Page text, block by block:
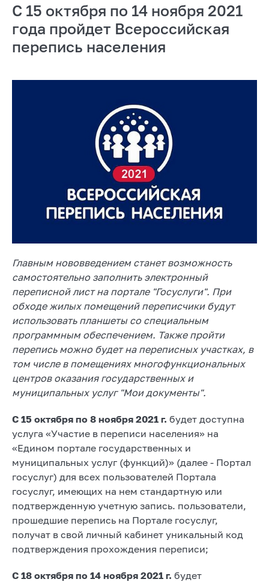
С 15 октября по 14 ноября 2021
года пройдет Всероссийская
перепись населения
Главным нововведением станет возможность
самостоятельно заполнить электронный
переписной лист на портале "Госуслуги". При
обходе жилых помещений переписчики будут
использовать планшеты со специальным
программным обеспечением. Также пройти
перепись можно будет на переписных участках, в
том числе в помещениях многофункциональных
центров оказания государственных и
муниципальных услуг "Мои документы".
С 15 октября по 8 ноября 2021 г. будет доступна
услуга «Участие в переписи населения» на
«Едином портале государственных и
муниципальных услуг (функций)» (далее - Портал
госуслуг) для всех пользователей Портала
госуслуг, имеющих на нем стандартную или
подтвержденную учетную запись. пользователи,
прошедшие перепись на Портале госуслуг,
получат в свой личный кабинет уникальный код
подтверждения прохождения переписи;
С 18 октября по 14 ноября 2021 г. будет